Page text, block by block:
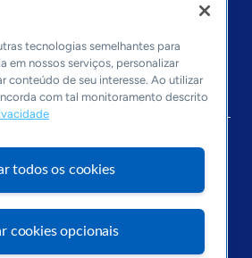
tecnologias semelhantes para
em nossos serviços, personalizar
conteúdo de seu interesse. Ao utilizar
com tal monitoramento descrito
todos os cookies
cookies opcionais